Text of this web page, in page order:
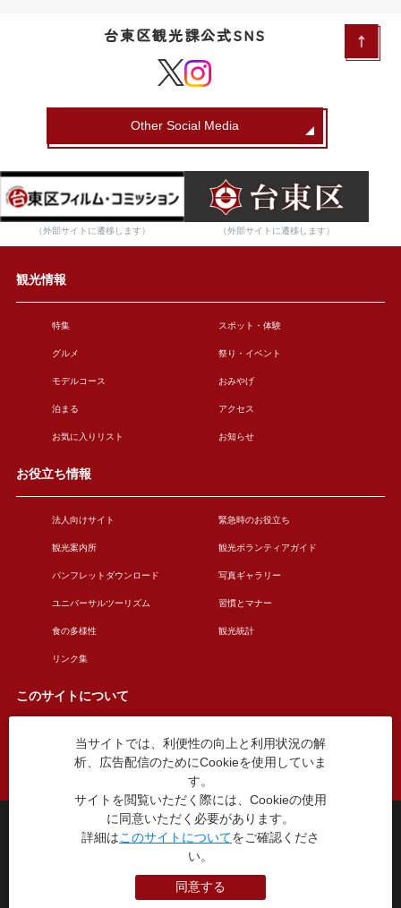
台東区観光課公式SNS
Other Social Media
（外部サイトに遷移します） （外部サイトに遷移します）
観光情報
特集 スポット・体験
グルメ 祭り・イベント
モデルコース おみやげ
泊まる アクセス
お気に入りリスト お知らせ
お役立ち情報
法人向けサイト 緊急時のお役立ち
観光案内所 観光ボランティアガイド
パンフレットダウンロード 写真ギャラリー
ユニバーサルツーリズム 習慣とマナー
食の多様性 観光統計
リンク集
このサイトについて
このサイトについて 広告掲載について
お問い合わせ
台東区役所観光課
〒110-8615 東京都台東区東上野4丁目5番6号
TEL：03-5246-1151
本WEBサイトに掲就されている全データについて無断転載・引用を禁じます。
当サイトでは、利便性の向上と利用状況の解
析、広告配信のためにCookieを使用していま
す。
サイトを閲覧いただく際には、Cookieの使用
に同意いただく必要があります。
詳細はこのサイトについてをご確認くださ
い。
同意する